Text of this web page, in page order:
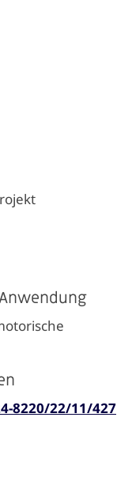
8220/22/11/427